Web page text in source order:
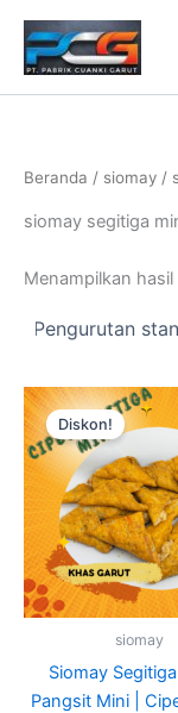
konten
Beranda / siomay /
siomay segitiga
Menampilkan
Diskon!
siomay
Siomay Segitiga
Pangsit Mini |